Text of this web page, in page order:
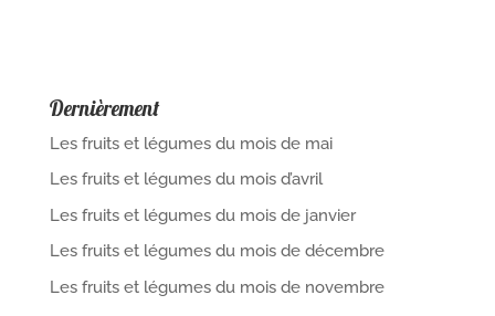
Dernièrement
Les fruits et légumes du mois de mai
Les fruits et légumes du mois d’avril
Les fruits et légumes du mois de janvier
Les fruits et légumes du mois de décembre
Les fruits et légumes du mois de novembre